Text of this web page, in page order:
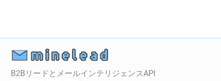
B2BリードとメールインテリジェンスAPI